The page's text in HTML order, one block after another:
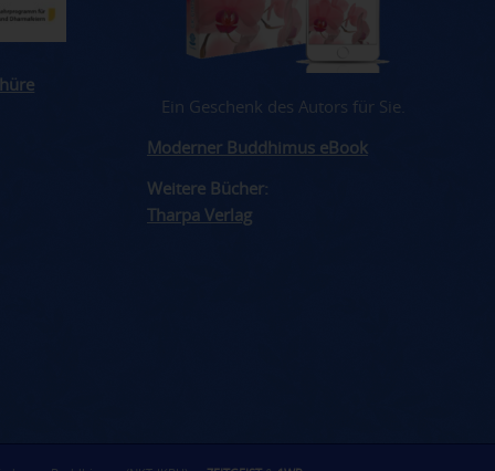
Ein Geschenk des Autors für Sie.
Moderner Buddhimus eBook
Weitere Bücher:
Tharpa Verlag